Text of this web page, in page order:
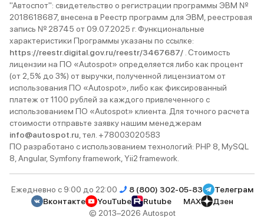
"Автоспот": свидетельство о регистрации программы ЭВМ №
2018618687, внесена в Реестр программ для ЭВМ, реестровая
запись № 28745 от 09.07.2025 г. Функциональные
характеристики Программы указаны по ссылке:
https://reestr.digital.gov.ru/reestr/3467687/ . Стоимость
лицензии на ПО «Autospot» определяется либо как процент
(от 2,5% до 3%) от выручки, полученной лицензиатом от
использования ПО «Autospot», либо как фиксированный
платеж от 1100 рублей за каждого привлеченного с
использованием ПО «Autospot» клиента. Для точного расчета
стоимости отправьте заявку нашим менеджерам
info@autospot.ru , тел. +78003020583
ПО разработано с использованием технологий: PHP 8, MySQL
8, Angular, Symfony framework, Yii2 framework.
Ежедневно с 9:00 до 22:00 8 (800) 302-05-83
Телеграм
Вконтакте
YouTube Rutube MAX
Дзен
© 2013–2026 Autospot